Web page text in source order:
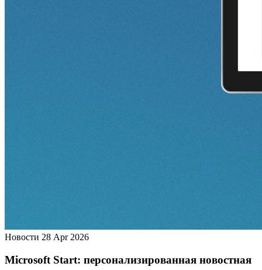
Новости 28 Apr 2026
Microsoft Start: персонализированная новостная